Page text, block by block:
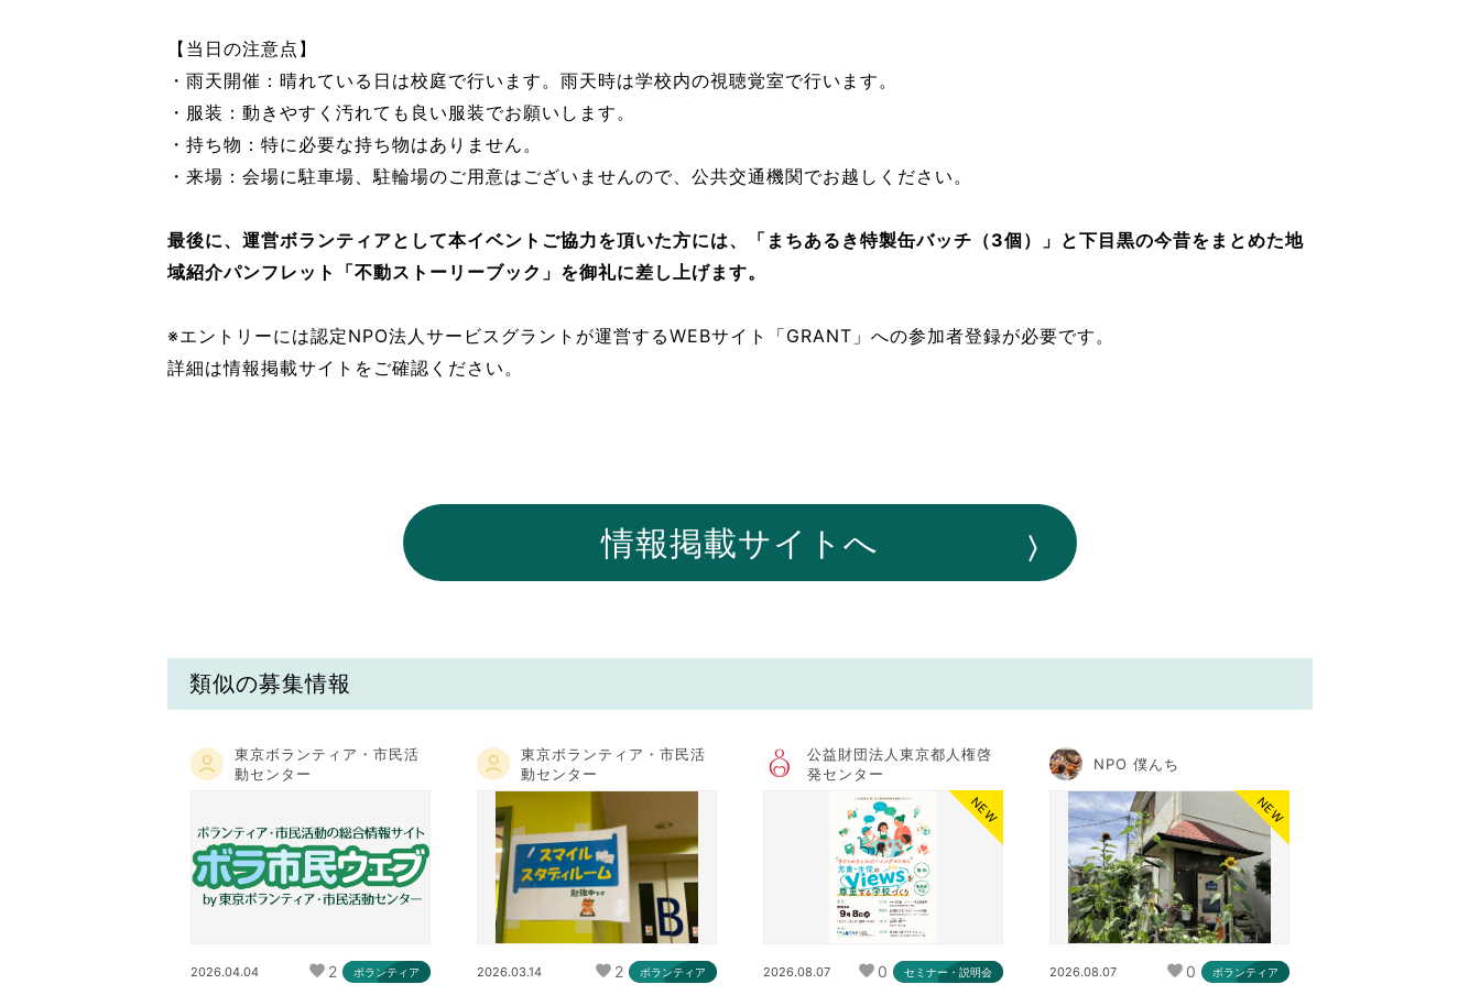
【当日の注意点】
・雨天開催：晴れている日は校庭で行います。雨天時は学校内の視聴覚室で行います。
・服装：動きやすく汚れても良い服装でお願いします。
・持ち物：特に必要な持ち物はありません。
・来場：会場に駐車場、駐輪場のご用意はございませんので、公共交通機関でお越しください。
最後に、運営ボランティアとして本イベントご協力を頂いた方には、「まちあるき特製缶バッチ（3個）」と下目黒の今昔をまとめた地
域紹介パンフレット「不動ストーリーブック」を御礼に差し上げます。
※エントリーには認定NPO法人サービスグラントが運営するWEBサイト「GRANT」への参加者登録が必要です。
詳細は情報掲載サイトをご確認ください。
情報掲載サイトへ
類似の募集情報
東京ボランティア・市民活
動センター
2026.04.04 2 ボランティア
東京ボランティア・市民活
動センター
2026.03.14 2 ボランティア
公益財団法人東京都人権啓
発センター
NEW
2026.08.07 0 セミナー・説明会
NPO 僕んち
NEW
2026.08.07 0 ボランティア